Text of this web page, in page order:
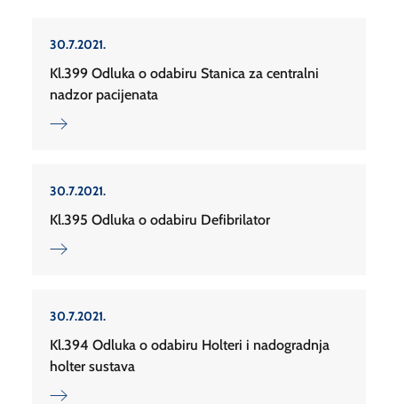
30.7.2021.
Kl.399 Odluka o odabiru Stanica za centralni
nadzor pacijenata
30.7.2021.
Kl.395 Odluka o odabiru Defibrilator
30.7.2021.
Kl.394 Odluka o odabiru Holteri i nadogradnja
holter sustava